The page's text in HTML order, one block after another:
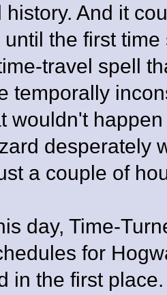
history. And it
until the first
travel spell
temporally
wouldn't
desperately
a couple of
day, Time-
for
in the first place.